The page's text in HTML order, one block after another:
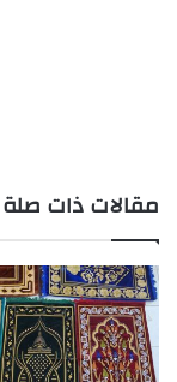
مقالات ذات صلة